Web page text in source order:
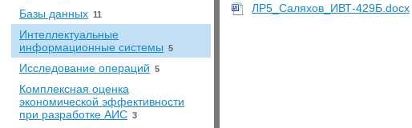
Базы данных 11
Интеллектуальные
информационные системы 5
Исследование операций 5
Комплексная оценка
экономической эффективности
при разработке АИС 3
ЛР5_Саляхов_ИВТ-429Б.docx